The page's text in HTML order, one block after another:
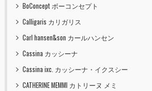
BoConcept ボーコンセプト
Calligaris カリガリス
Carl hansen&son カールハンセン
Cassina カッシーナ
Cassina ixc. カッシーナ・イクスシー
CATHERINE MEMMI カトリーヌ メミ